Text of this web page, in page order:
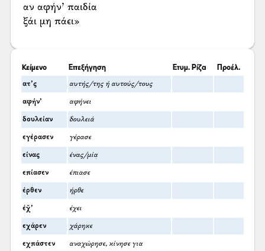
αν αφήν’ παιδία
ξάι μη πάει»
Κείμενο Επεξήγηση Ετυμ. Ρίζα Προέλ.
ατ’ς αυτής/της ή αυτούς/τους
αφήν’ αφήνει
δουλείαν δουλειά
εγέρασεν γέρασε
είνας ένας/μία
επίασεν έπιασε
έρθεν ήρθε
έχ̌’ έχει
εχάρεν χάρηκε
εχπάστεν αναχώρησε, κίνησε για